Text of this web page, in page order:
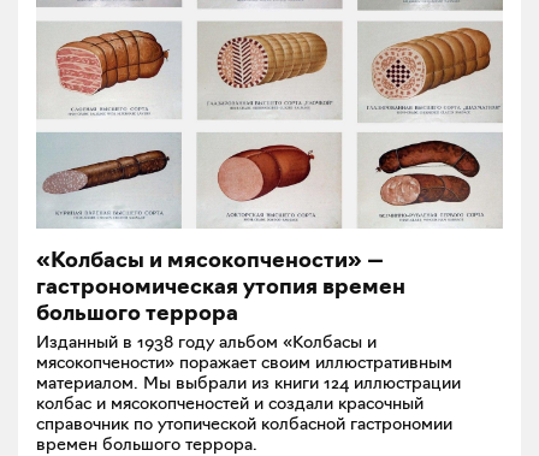
«Колбасы и мясокопчености» —
гастрономическая утопия времен
большого террора
Изданный в 1938 году альбом «Колбасы и
мясокопчености» поражает своим иллюстративным
материалом. Мы выбрали из книги 124 иллюстрации
колбас и мясокопченостей и создали красочный
справочник по утопической колбасной гастрономии
времен большого террора.